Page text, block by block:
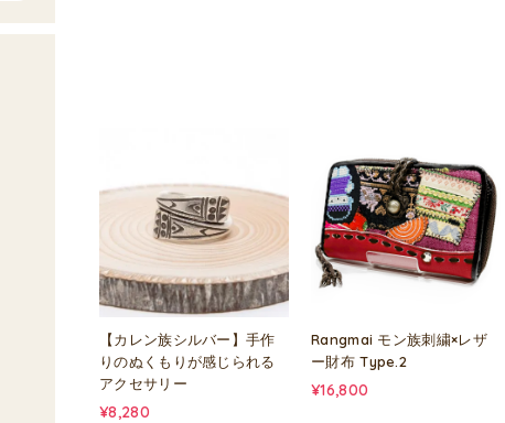
【カレン族シルバー】手作
りのぬくもりが感じられる
アクセサリー
¥8,280
Rangmai モン族刺繍×レザ
ー財布 Type.2
¥16,800